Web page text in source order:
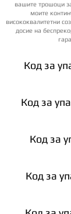
вашите трошоци
моите
висококвалитетни
досие на
Код за
Код за
Код за
Код за